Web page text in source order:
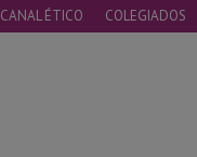
CANAL ÉTICO COLEGIADOS